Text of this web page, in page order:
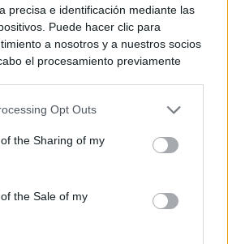
precisa e identificación mediante las
Puede hacer clic para
a nosotros y a nuestros socios
el procesamiento previamente
Tenga en cuenta que algún
pero usted tiene el derecho de
Sus preferencias se aplicarán
de nuevo en este sitio web o
de privacidad.
Opt Outs
the Sharing of my
the Sale of my